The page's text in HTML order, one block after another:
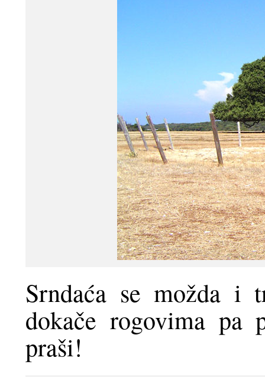
Srndaća se možda i
dokače rogovima pa
praši!